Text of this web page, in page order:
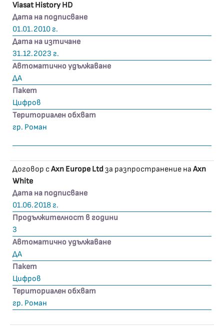
Viasat History HD
Дата на подписване
01.01.2010 г.
Дата на изтичане
31.12.2023 г.
Автоматично удължаване
ДА
Пакет
Цифров
Териториален обхват
гр. Роман
Договор сAxn Europe Ltdза разпространение на Axn
White
Дата на подписване
01.06.2018 г.
Продължителност в години
3
Автоматично удължаване
ДА
Пакет
Цифров
Териториален обхват
гр. Роман